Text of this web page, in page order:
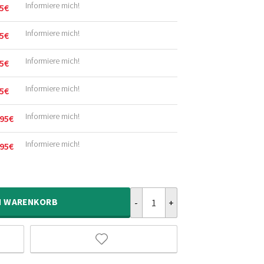
€ Informiere mich!
€ Informiere mich!
€ Informiere mich!
€ Informiere mich!
€ Informiere mich!
€ Informiere mich!
WARENKORB